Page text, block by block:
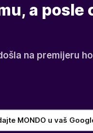
a
na premijeru
MONDO u vaš